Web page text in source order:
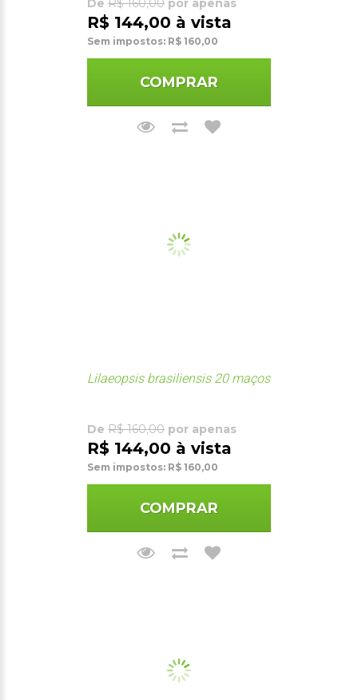
De R$ 160,00 por apenas
R$ 144,00 à vista
Sem impostos: R$ 160,00
COMPRAR
Lilaeopsis brasiliensis 20 maços
De R$ 160,00 por apenas
R$ 144,00 à vista
Sem impostos: R$ 160,00
COMPRAR